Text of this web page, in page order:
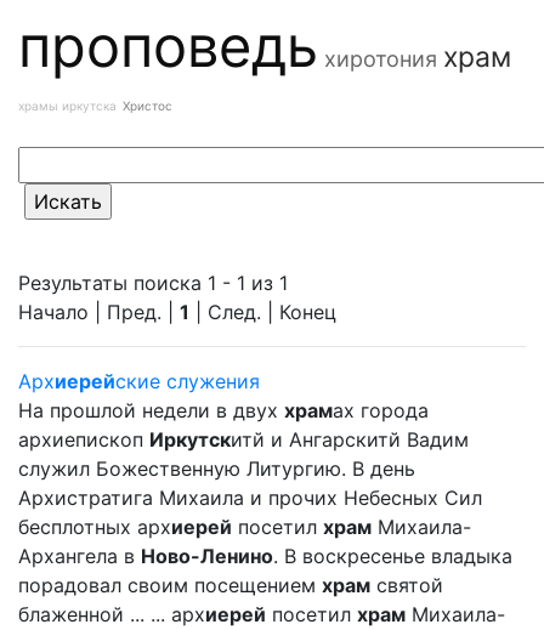
проповедь хиротония храм
храмы иркутска Христос
Результаты поиска 1 - 1 из 1
Начало | Пред. | 1 | След. | Конец
Архиерейские служения
На прошлой недели в двух храмах города
архиепископ Иркутскитй и Ангарскитй Вадим
служил Божественную Литургию. В день
Архистратига Михаила и прочих Небесных Сил
бесплотных архиерей посетил храм Михаила-
Архангела в Ново-Ленино. В воскресенье владыка
порадовал своим посещением храм святой
блаженной ... ... архиерей посетил храм Михаила-